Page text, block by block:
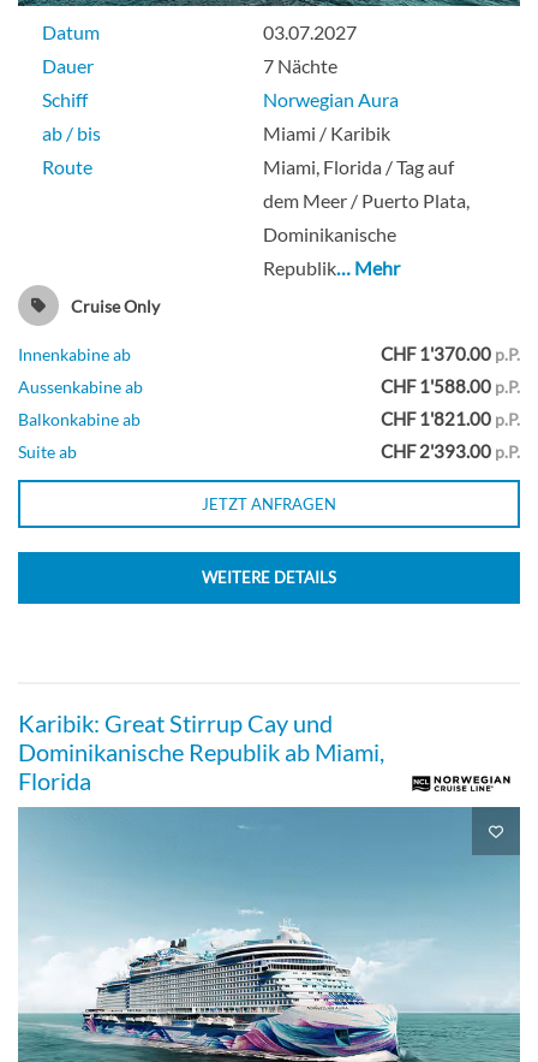
Large Oceanview With Round Window-
[OA]
Oceanview With Round Window-[OB]
Aussenkabine
Aussenkabine
Datum
03.07.2027
Dauer
7 Nächte
Schiff
Norwegian Aura
ab / bis
Miami / Karibik
Route
Miami, Florida / Tag auf
dem Meer / Puerto Plata,
Dominikanische
Republik… Mehr
Cruise Only
Innenkabine ab CHF 1'370.00 p.P.
Aussenkabine ab
CHF 1'588.00 p.P.
Balkonkabine ab
CHF 1'821.00 p.P.
Suite ab
CHF 2'393.00 p.P.
JETZT ANFRAGEN
WEITERE DETAILS
Karibik: Great Stirrup Cay und
Dominikanische Republik ab Miami,
Florida